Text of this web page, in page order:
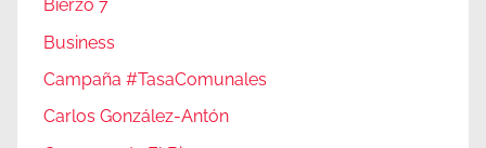
Bierzo 7
Business
Campaña #TasaComunales
Carlos González-Antón